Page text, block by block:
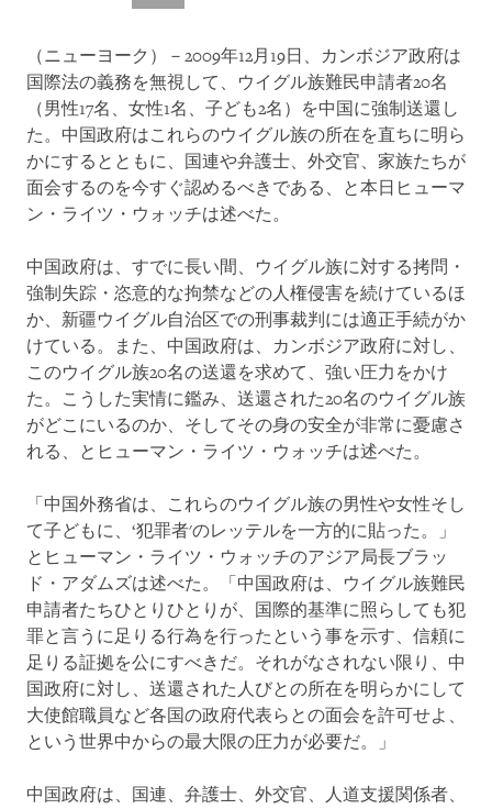
（ニューヨーク）－2009年12月19日、カンボジア政府は
国際法の義務を無視して、ウイグル族難民申請者20名
（男性17名、女性1名、子ども2名）を中国に強制送還し
た。中国政府はこれらのウイグル族の所在を直ちに明ら
かにするとともに、国連や弁護士、外交官、家族たちが
面会するのを今すぐ認めるべきである、と本日ヒューマ
ン・ライツ・ウォッチは述べた。
中国政府は、すでに長い間、ウイグル族に対する拷問・
強制失踪・恣意的な拘禁などの人権侵害を続けているほ
か、新疆ウイグル自治区での刑事裁判には適正手続がか
けている。また、中国政府は、カンボジア政府に対し、
このウイグル族20名の送還を求めて、強い圧力をかけ
た。こうした実情に鑑み、送還された20名のウイグル族
がどこにいるのか、そしてその身の安全が非常に憂慮さ
れる、とヒューマン・ライツ・ウォッチは述べた。
「中国外務省は、これらのウイグル族の男性や女性そし
て子どもに、‘犯罪者'のレッテルを一方的に貼った。」
とヒューマン・ライツ・ウォッチのアジア局長ブラッ
ド・アダムズは述べた。「中国政府は、ウイグル族難民
申請者たちひとりひとりが、国際的基準に照らしても犯
罪と言うに足りる行為を行ったという事を示す、信頼に
足りる証拠を公にすべきだ。それがなされない限り、中
国政府に対し、送還された人びとの所在を明らかにして
大使館職員など各国の政府代表らとの面会を許可せよ、
という世界中からの最大限の圧力が必要だ。」
中国政府は、国連、弁護士、外交官、人道支援関係者、